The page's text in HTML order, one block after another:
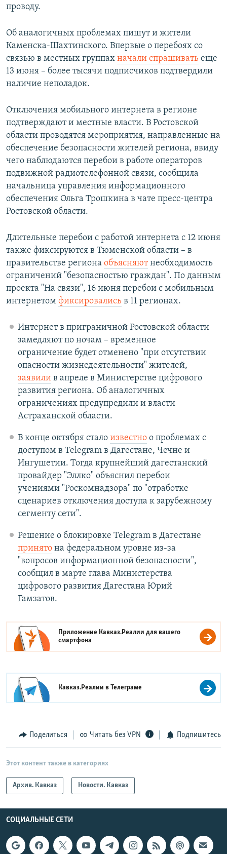
проводу.
Об аналогичных проблемах пишут и жители
Каменска-Шахтинского. Впервые о перебоях со
связью в местных группах начали спрашивать еще
13 июня – более тысячи подписчиков подтвердили
наличие неполадок.
Отключения мобильного интернета в регионе
подтверждают и местные власти. В Ростовской
области проводятся мероприятия, направленные на
обеспечение безопасности жителей региона, ввиду
чего наблюдаются перебои в работе операторов
подвижной радиотелефонной связи, сообщила
начальница управления информационного
обеспечения Ольга Трошкина в чате пресс-центра
Ростовской области.
Длительные перебои с работой интернета с 12 июня
также фиксируются в Тюменской области – в
правительстве региона объясняютнеобходимость
ограничений "безопасностью граждан". По данным
проекта "На связи", 16 июня перебои с мобильным
интернетом фиксировались в 11 регионах.
Интернет в приграничной Ростовской области
замедляют по ночам – временное
ограничение будет отменено "при отсутствии
опасности жизнедеятельности" жителей,
заявилив апреле в Министерстве цифрового
развития региона. Об аналогичных
ограничениях предупредили и власти
Астраханской области.
В конце октября стало известноо проблемах с
доступом в Telegram в Дагестане, Чечне и
Ингушетии. Тогда крупнейший дагестанский
провайдер "Эллко" объяснил перебои
учениями "Роскомнадзора" по "отработке
сценариев отключения доступа к зарубежному
сегменту сети".
Решение о блокировке Telegram в Дагестане
принятона федеральном уровне из-за
"вопросов информационной безопасности",
сообщил в марте глава Министерства
цифрового развития Дагестана Юрий
Гамзатов.
Приложение Кавказ.Реалии для вашего
смартфона
Кавказ.Реалии вТелеграме
Поделиться Читать без VPN Подпишитесь
Этот контент также в категориях
Архив. Кавказ Новости. Кавказ
СОЦИАЛЬНЫЕ СЕТИ